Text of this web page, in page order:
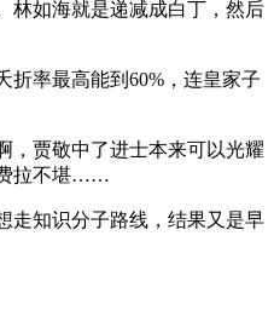
林如海就是递减成白丁，然后
折率最高能到60%，连皇家子
，贾敬中了进士本来可以光耀
费拉不堪……
走知识分子路线，结果又是早